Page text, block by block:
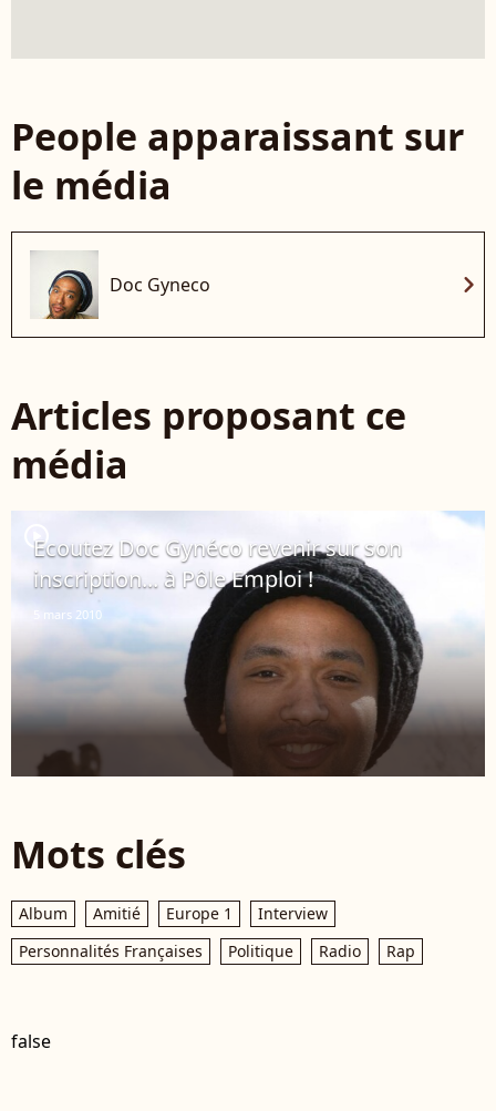
People apparaissant sur
le média
Doc Gyneco chevron_right
Articles proposant ce
média
player2
Ecoutez Doc Gynéco revenir sur son
inscription... à Pôle Emploi !
5 mars 2010
Mots clés
Album Amitié Europe 1
Interview
Personnalités Françaises
Politique Radio Rap
false